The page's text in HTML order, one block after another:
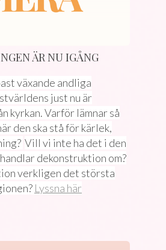
ÄR NU IGÅNG
växande andliga
just nu är
kyrkan. Varför lämnar så
den ska stå för kärlek,
Vill vi inte ha det i den
dekonstruktion om?
verkligen det största
Lyssna här